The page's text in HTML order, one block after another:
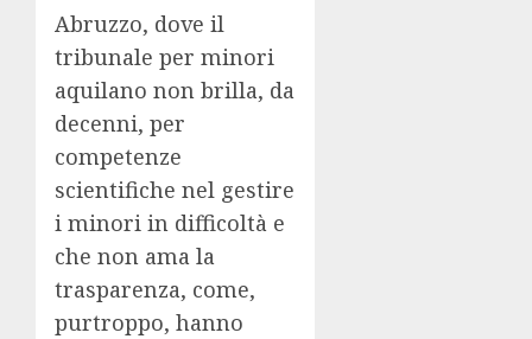
Abruzzo, dove il
tribunale per minori
aquilano non brilla, da
decenni, per
competenze
scientifiche nel gestire
i minori in difficoltà e
che non ama la
trasparenza, come,
purtroppo, hanno